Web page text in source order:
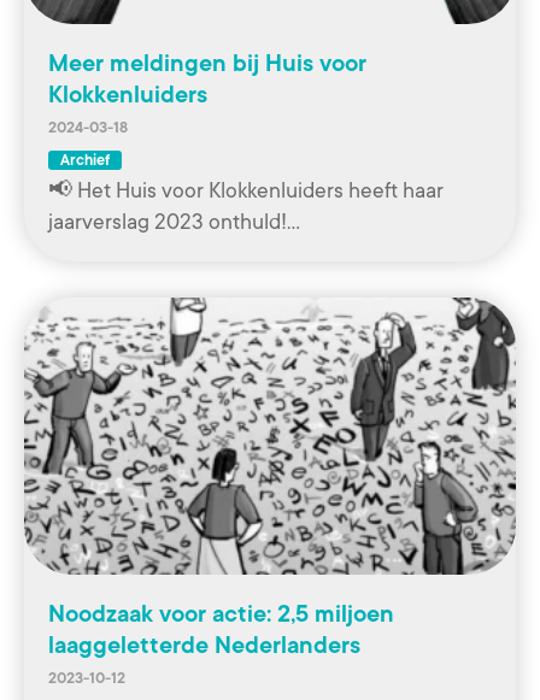
Meer meldingen bij Huis voor
Klokkenluiders
2024-03-18
Archief
📢 Het Huis voor Klokkenluiders heeft haar
jaarverslag 2023 onthuld!…
Noodzaak voor actie: 2,5 miljoen
laaggeletterde Nederlanders
2023-10-12